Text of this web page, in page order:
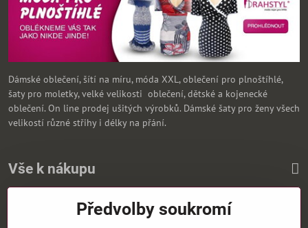
Dámské oblečení, šítí na míru, móda XXL, oblečení pro plnoštíhlé,
šaty pro moletky, velké velikosti oblečení, dětské a kojenecké
oblečení. On line prodej ušitých výrobků. Dámské šaty pro ženy všech
velikostí různé střihy i délky na přání.
Vše k nákupu
Zasíláme i na SlovenskoPředvolby soukromí